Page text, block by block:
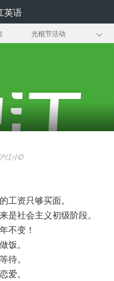
英语
光棍节活动
江小D
工资只够买面。
是社会主义初级阶段。
不变！
饭。
待。
爱。